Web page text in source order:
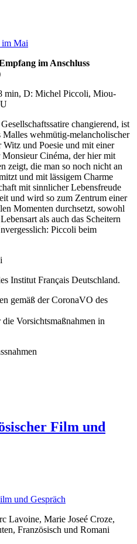
im Anschluss
min, D: Michel Piccoli, Miou-
changierend, ist
wehmütig-melancholischer
und Poesie und mit einer
Cinéma, der hier mit
zeigt, die man so noch nicht an
und mit lässigem Charme
mit sinnlicher Lebensfreude
und wird so zum Zentrum einer
Momenten durchsetzt, sowohl
als auch das Scheitern
Piccoli beim
Institut Français Deutschland.
gemäß der CoronaVO des
Vorsichtsmaßnahmen in
Film und
Lavoine, Marie Joseé Croze,
Französisch und Romani